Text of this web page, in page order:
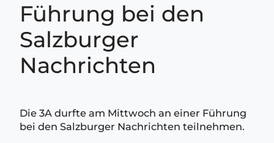
Führung bei den
Salzburger
Nachrichten
Die 3A durfte am Mittwoch an einer Führung
bei den Salzburger Nachrichten teilnehmen.